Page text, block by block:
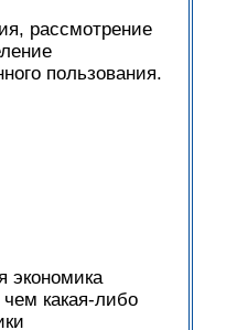
рассмотрение
пользования.
экономика
какая-либо